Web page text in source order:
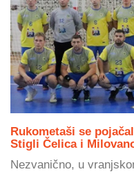
Rukometaši se
Stigli Čelica i
Nezvanično, u